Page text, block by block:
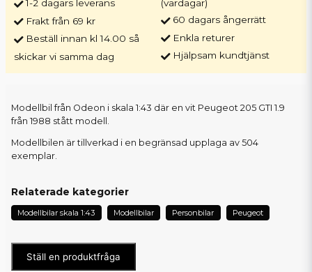
1-2 dagars leverans
Frakt från 69 kr
Beställ innan kl 14.00 så
skickar vi samma dag
(vardagar)
60 dagars ångerrätt
Enkla returer
Hjälpsam kundtjänst
Modellbil från Odeon i skala 1:43 där en vit Peugeot 205 GTI 1.9
från 1988 stått modell.
Modellbilen är tillverkad i en begränsad upplaga av 504
exemplar.
Relaterade kategorier
Modellbilar skala 1:43 Modellbilar Personbilar Peugeot
Ställ en produktfråga